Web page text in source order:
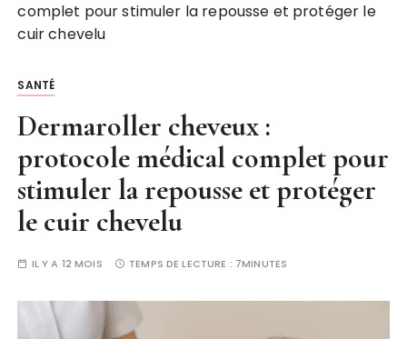
complet pour stimuler la repousse et protéger le
cuir chevelu
SANTÉ
Dermaroller cheveux :
protocole médical complet pour
stimuler la repousse et protéger
le cuir chevelu
IL Y A 12 MOIS TEMPS DE LECTURE : 7MINUTES